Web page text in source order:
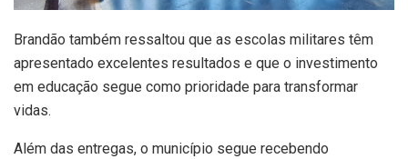
Brandão também ressaltou que as escolas militares têm
apresentado excelentes resultados e que o investimento
em educação segue como prioridade para transformar
vidas.
Além das entregas, o município segue recebendo